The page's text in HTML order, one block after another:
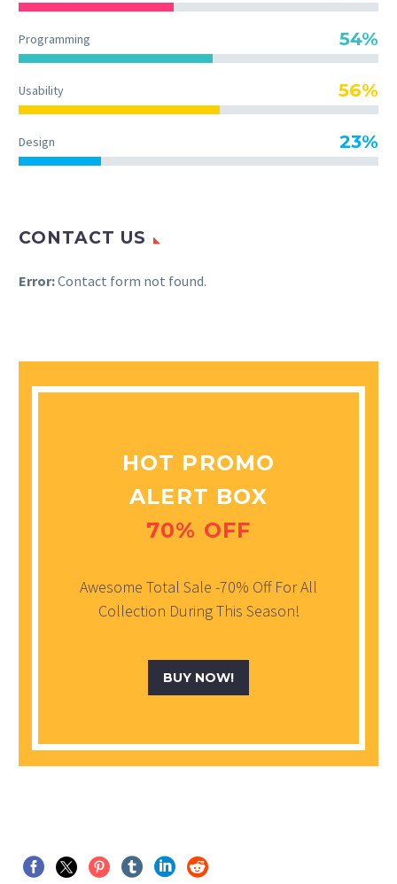
Programming 54%
Usability 56%
Design 23%
CONTACT US
Error:Contact form not found.
HOT PROMO
ALERT BOX
70% OFF
Awesome Total Sale -70% Off For All
Collection During This Season!
BUY NOW!